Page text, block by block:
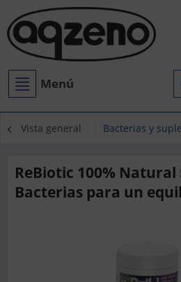
Menú
Vista general Bacterias y
ReBiotic 100% Natural
Bacterias para un